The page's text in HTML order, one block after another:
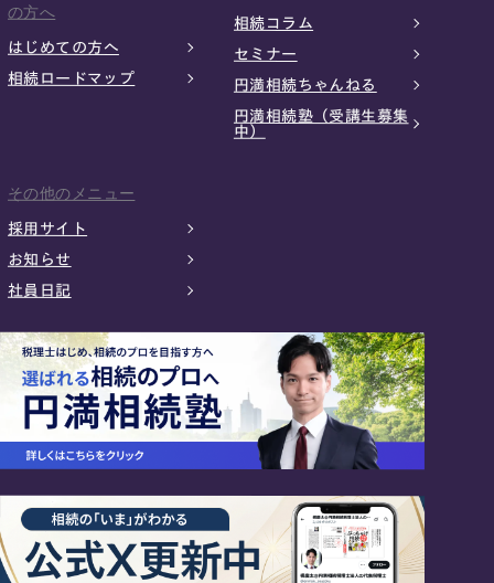
の方へ
はじめての方へ
相続ロードマップ
相続コラム
セミナー
円満相続ちゃんねる
円満相続塾（受講生募集
中）
その他のメニュー
採用サイト
お知らせ
社員日記